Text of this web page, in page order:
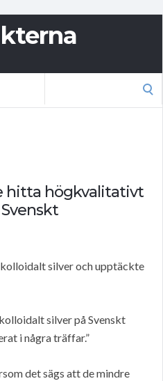
hitta högkvalitativt
silver och upptäckte
silver på Svenskt
i några träffar.”
det sägs att de mindre